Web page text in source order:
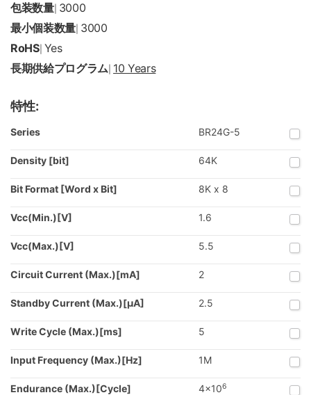
包装数量| 3000
最小個装数量 3000
RoHS| Yes
長期供給プログラム 10 Years
特性:
Series BR24G-5
Density [bit] 64K
Bit Format [Word x Bit] 8K x 8
Vcc(Min.)[V] 1.6
Vcc(Max.)[V] 5.5
Circuit Current (Max.)[mA] 2
Standby Current (Max.)[μA] 2.5
Write Cycle (Max.)[ms] 5
Input Frequency (Max.)[Hz] 1M
Endurance (Max.)[Cycle] 4x106